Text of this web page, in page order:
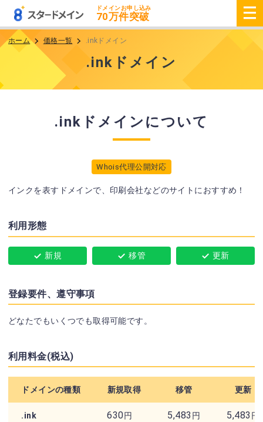
ドメインお申し込み
70万件突破
ホーム 価格一覧 .inkドメイン
.inkドメイン
.inkドメインについて
Whois代理公開対応
インクを表すドメインで、印刷会社などのサイトにおすすめ！
利用形態
新規 移管 更新
登録要件、遵守事項
どなたでもいくつでも取得可能です。
利用料金(税込)
ドメインの種類 新規取得 移管 更新
.ink 630円 5,483 円 5,483 円